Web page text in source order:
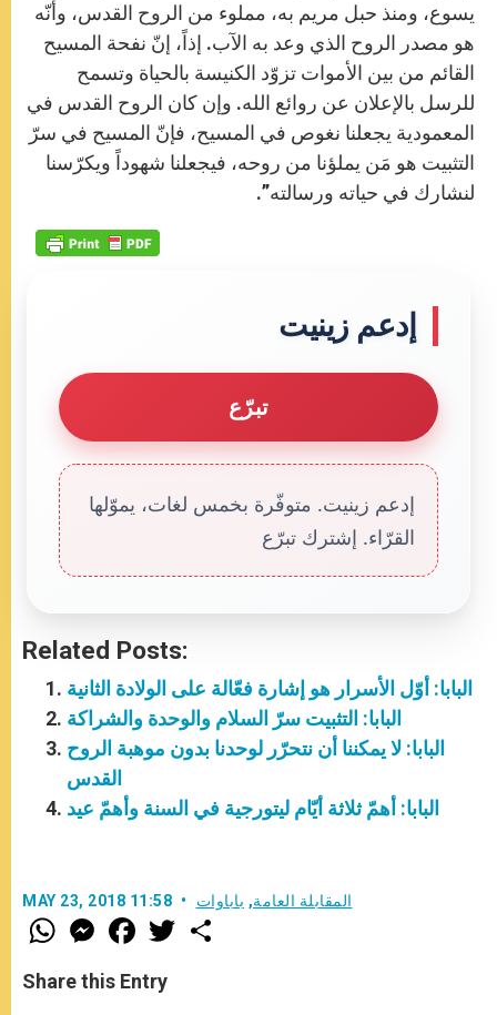
يسوع، ومنذ حبل مريم به، مملوء من الروح القدس، وأنّه
هو مصدر الروح الذي وعد به الآب. إذاً، إنّ نفحة المسيح
القائم من بين الأموات تزوّد الكنيسة بالحياة وتسمح
للرسل بالإعلان عن روائع الله. وإن كان الروح القدس في
المعمودية يجعلنا نغوص في المسيح، فإنّ المسيح في سرّ
التثبيت هو مَن يملؤنا من روحه، فيجعلنا شهوداً ويكرّسنا
لنشارك في حياته ورسالته”.
إدعم زينيت
تبرّع
إدعم زينيت. متوفّرة بخمس لغات، يموّلها
القرّاء. إشترك تبرّع
Related Posts:
البابا: أوّل الأسرار هو إشارة فعّالة على الولادة الثانية
البابا: التثبيت سرّ السلام والوحدة والشراكة
البابا: لا يمكننا أن نتحرّر لوحدنا بدون موهبة الروح
القدس
البابا: أهمّ ثلاثة أيّام ليتورجية في السنة وأهمّ عيد
MAY 23, 2018 11:58 المقابلة العامة, باباوات
W
h
t
s
M
e
s
e
F
a
e
b
T
w
Share this Entry